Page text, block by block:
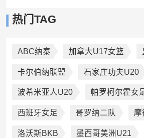
热门TAG
ABC纳泰 加拿大U17女篮
卡尔伯纳联盟 石家庄功夫U20
波希米亚人U20 帕罗柯尔霍女
西班牙女足 哥罗纳二队 摩
洛沃斯BKB 墨西哥美洲U21